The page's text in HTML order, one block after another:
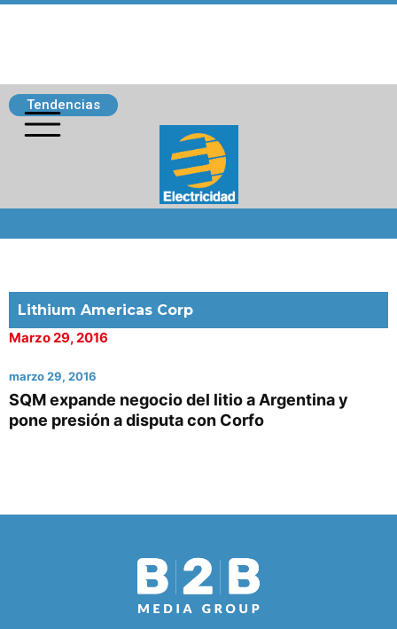
Tendencias
Lithium Americas Corp
Marzo 29, 2016
marzo 29, 2016
SQM expande negocio del litio a Argentina y
pone presión a disputa con Corfo